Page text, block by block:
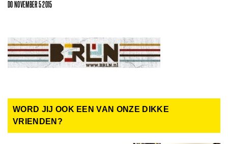
DO NOVEMBER 5 2015
WORD JIJ OOK EEN VAN ONZE DIKKE
VRIENDEN?